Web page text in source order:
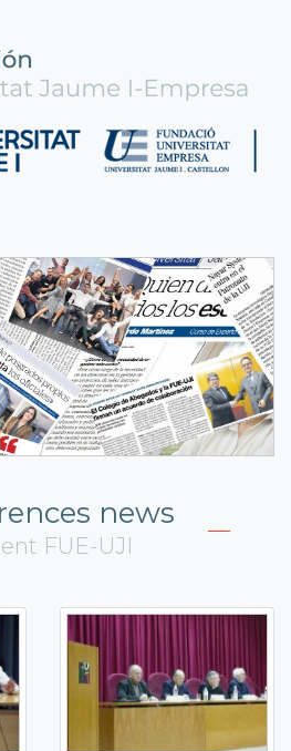
news
FUE-UJI